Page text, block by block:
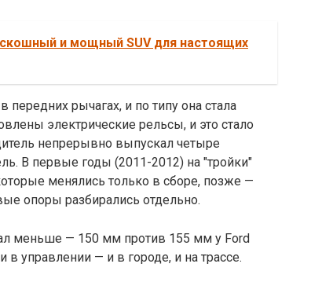
и мощный SUV для настоящих
рычагах, и по типу она стала
электрические рельсы, и это стало
непрерывно выпускал четыре
В первые годы (2011-2012) на "тройки"
менялись только в сборе, позже —
опоры разбирались отдельно.
меньше — 150 мм против 155 мм у Ford
в управлении — и в городе, и на трассе.